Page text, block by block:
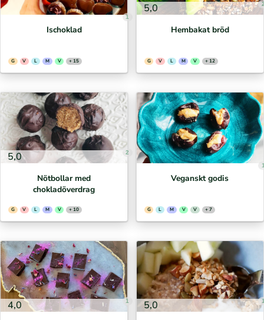
1
Ischoklad
G V L M V + 15
5,0
Hembakat bröd
G V L M V + 12
5,0 2
Nötbollar med
chokladöverdrag
G V L M V + 10
Veganskt godis
G L M V V + 7
4,0 1 5,0